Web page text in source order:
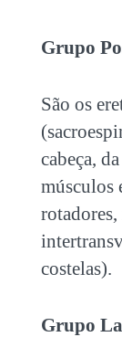
Grupo
São os
cabeça,
músculos
costelas).
Grupo